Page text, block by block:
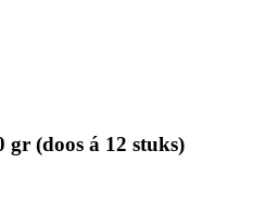
(doos á 12 stuks)